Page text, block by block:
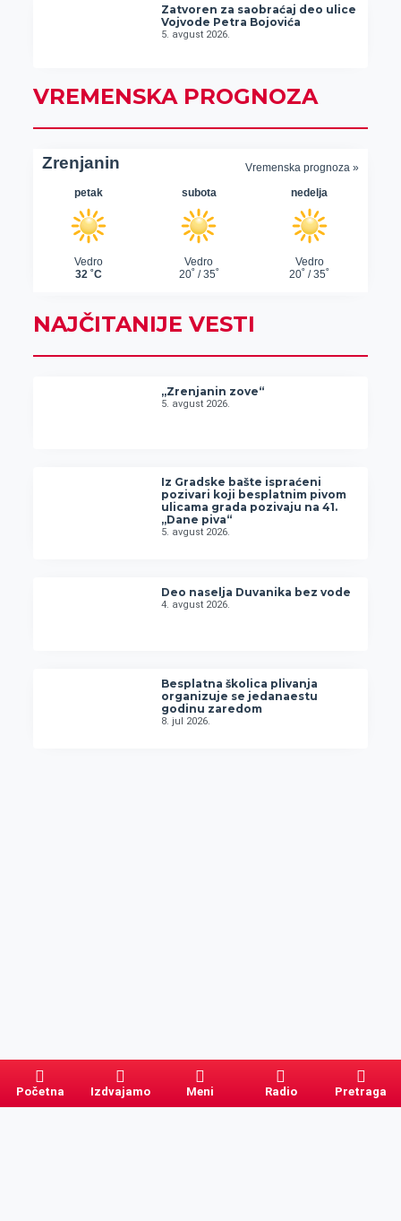
Zatvoren za saobraćaj deo ulice
Vojvode Petra Bojovića
5. avgust 2026.
VREMENSKA PROGNOZA
NAJČITANIJE VESTI
„Zrenjanin zove“
5. avgust 2026.
Iz Gradske bašte ispraćeni
pozivari koji besplatnim pivom
ulicama grada pozivaju na 41.
„Dane piva“
5. avgust 2026.
Deo naselja Duvanika bez vode
4. avgust 2026.
Besplatna školica plivanja
organizuje se jedanaestu
godinu zaredom
8. jul 2026.
Početna Izdvajamo Meni Radio Pretraga